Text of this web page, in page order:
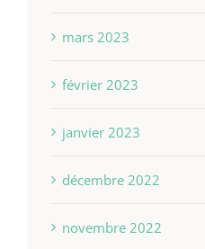
mars 2023
février 2023
janvier 2023
décembre 2022
novembre 2022